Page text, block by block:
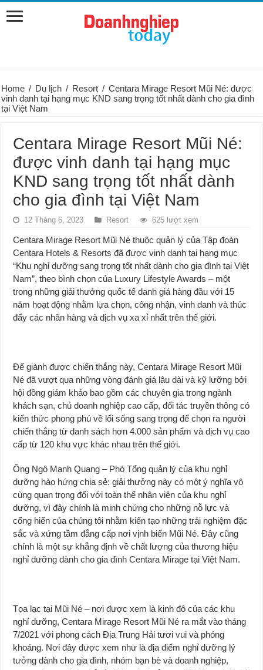
Home / Du lịch / Resort / Centara Mirage Resort Mũi Né: được
vinh danh tại hạng mục KND sang trọng tốt nhất dành cho gia đình
tại Việt Nam
Centara Mirage Resort Mũi Né:
được vinh danh tại hạng mục
KND sang trọng tốt nhất dành
cho gia đình tại Việt Nam
12 Tháng 6, 2023 Resort 625 lượt xem
Centara Mirage Resort Mũi Né thuộc quản lý của Tập đoàn
Centara Hotels & Resorts đã được vinh danh tại hạng mục
“Khu nghỉ dưỡng sang trọng tốt nhất dành cho gia đình tại Việt
Nam”, theo bình chọn của Luxury Lifestyle Awards – một
trong những giải thưởng quốc tế danh giá hàng đầu với 15
năm hoạt động nhằm lựa chọn, công nhận, vinh danh và thúc
đẩy các nhãn hàng và dịch vụ xa xỉ nhất trên thế giới.
Để giành được chiến thắng này, Centara Mirage Resort Mũi
Né đã vượt qua những vòng đánh giá lâu dài và kỹ lưỡng bởi
hội đồng giám khảo bao gồm các chuyên gia trong ngành
khách sạn, chủ doanh nghiệp cao cấp, đối tác truyền thông có
kiến thức phong phú về lối sống sang trọng để chọn ra người
chiến thắng từ danh sách hơn 4.000 sản phẩm và dịch vụ cao
cấp từ 120 khu vực khác nhau trên thế giới.
Ông Ngô Mạnh Quang – Phó Tổng quản lý của khu nghỉ
dưỡng hào hứng chia sẻ: giải thưởng này có một ý nghĩa vô
cùng quan trọng đối với toàn thể nhân viên của khu nghỉ
dưỡng, vì đây chính là minh chứng cho những nỗ lực và
cống hiến của chúng tôi nhằm kiến tạo những trải nghiệm đặc
sắc và xứng tầm đẳng cấp nơi vịnh biển Mũi Né. Đây cũng
chính là một sự khẳng định về chất lượng của thương hiệu
nghỉ dưỡng dành cho gia đình Centara Mirage tại Việt Nam.
Tọa lạc tại Mũi Né – nơi được xem là kinh đô của các khu
nghỉ dưỡng, Centara Mirage Resort Mũi Né ra mắt vào tháng
7/2021 với phong cách Địa Trung Hải tươi vui và phóng
khoáng. Nơi đây được xem như là địa điểm nghỉ dưỡng lý
tưởng dành cho gia đình, nhóm bạn bè và doanh nghiệp,